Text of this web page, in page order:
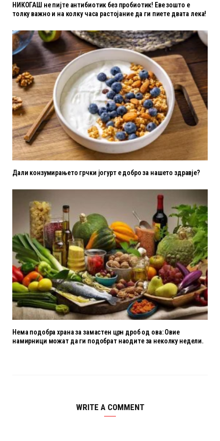
НИКОГАШ не пијте антибиотик без пробиотик! Еве зошто е
толку важно и на колку часа растојание да ги пиете двата лека!
Дали конзумирањето грчки јогурт е добро за нашето здравје?
Нема подобра храна за замастен црн дроб од ова: Овие
намирници можат да ги подобрат наодите за неколку недели.
WRITE A COMMENT